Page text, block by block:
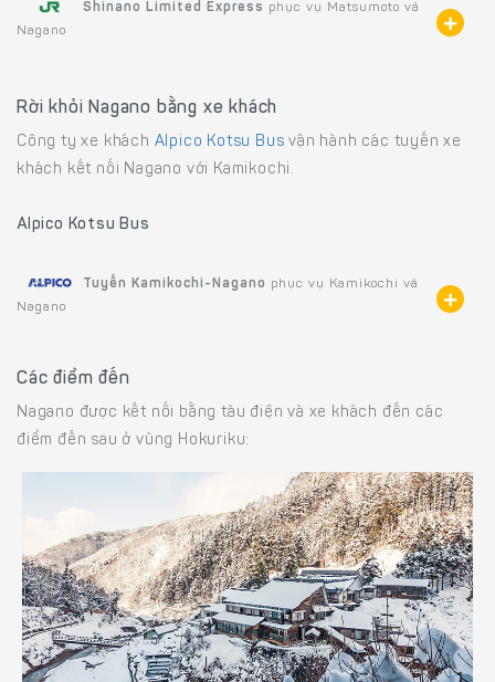
Shinano Limited Express phục vụ Matsumoto và
Nagano
Rời khỏi Nagano bằng xe khách
Công ty xe khách Alpico Kotsu Bus vận hành các tuyến xe
khách kết nối Nagano với Kamikochi.
Alpico Kotsu Bus
Tuyến Kamikochi-Nagano phục vụ Kamikochi và
Nagano
Các điểm đến
Nagano được kết nối bằng tàu điện và xe khách đến các
điểm đến sau ở vùng Hokuriku: